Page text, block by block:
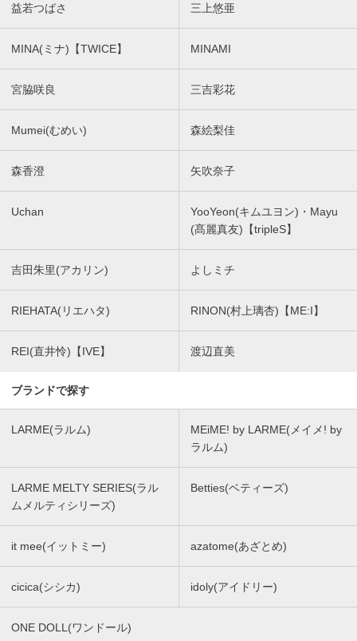
益若つばさ 三上悠亜
MINA(ミナ)【TWICE】 MINAMI
宮脇咲良 三吉彩花
Mumei(むめい) 森絵梨佳
森香澄 矢吹奈子
Uchan
YooYeon(キムユヨン)・Mayu
(髙麗真友)【tripleS】
吉田朱里(アカリン) よしミチ
RIEHATA(リエハタ) RINON(村上璃杏)【ME:I】
REI(直井怜)【IVE】 渡辺直美
ブランドで探す
LARME(ラルム)
MEiME! by LARME(メイメ! by
ラルム)
LARME MELTY SERIES(ラル
ムメルティシリーズ)
Betties(ベティーズ)
it mee(イットミー) azatome(あざとめ)
cicica(シシカ) idoly(アイドリー)
ONE DOLL(ワンドール)